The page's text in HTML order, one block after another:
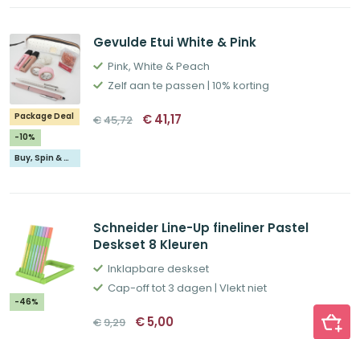
Package Deal
-10%
Buy, Spin & Win 🚙
Gevulde Etui White & Pink
Pink, White & Peach
Zelf aan te passen | 10% korting
€45,72 Oorspronkelijke
prijs
€41,17
-46%
Schneider Line-Up fineliner Pastel
Deskset 8 Kleuren
Inklapbare deskset
Cap-off tot 3 dagen | Vlekt niet
€9,29 Oorspronkelijke
prijs
€5,00